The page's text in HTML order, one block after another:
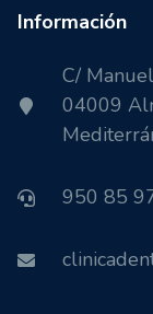
Información
C/
04009
950 85